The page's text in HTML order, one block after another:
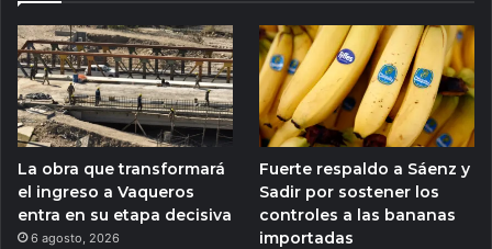
La obra que transformará
el ingreso a Vaqueros
entra en su etapa decisiva
6 agosto, 2026
Fuerte respaldo a Sáenz y
Sadir por sostener los
controles a las bananas
importadas